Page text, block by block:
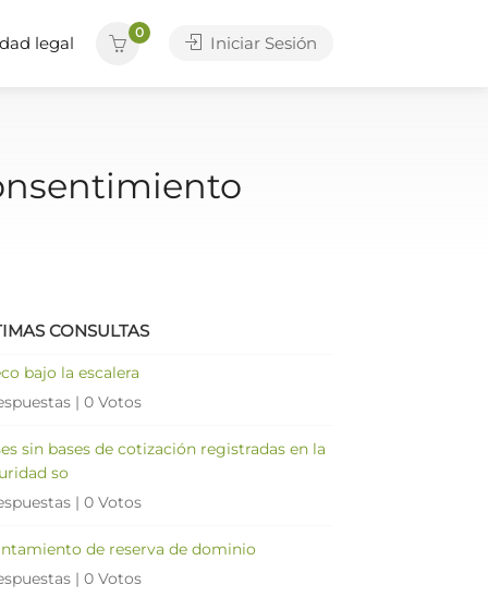
legal
0
Iniciar Sesión
CONSULTAS
bajo la escalera
| 0 Votos
sin bases de cotización registradas en la
so
| 0 Votos
de reserva de dominio
| 0 Votos